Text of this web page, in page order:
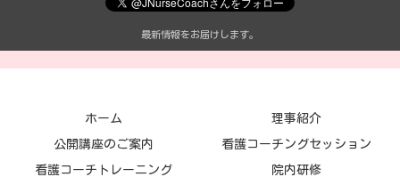
最新情報をお届けします。
ホーム 理事紹介
公開講座のご案内 看護コーチングセッション
看護コーチトレーニング 院内研修